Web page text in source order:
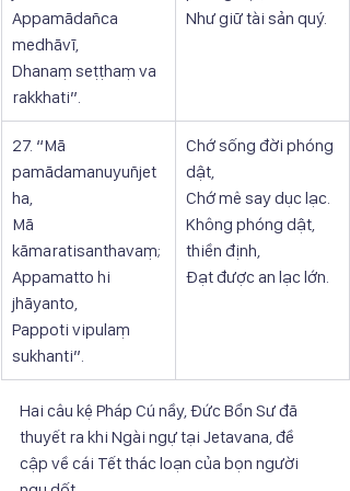
Appamādañca
medhāvī,
Dhanaṃ seṭṭhaṃ va
rakkhati”.
Như giữ tài sản quý.
27. “Mā
pamādamanuyuñjet
ha,
Mā
kāmaratisanthavaṃ;
Appamatto hi
jhāyanto,
Pappoti vipulaṃ
sukhanti”.
Chớ sống đời phóng
dật,
Chớ mê say dục lạc.
Không phóng dật,
thiền định,
Đạt được an lạc lớn.
Hai câu kệ Pháp Cú nầy, Đức Bổn Sư đã
thuyết ra khi Ngài ngự tại Jetavana, đề
cập về cái Tết thác loạn của bọn người